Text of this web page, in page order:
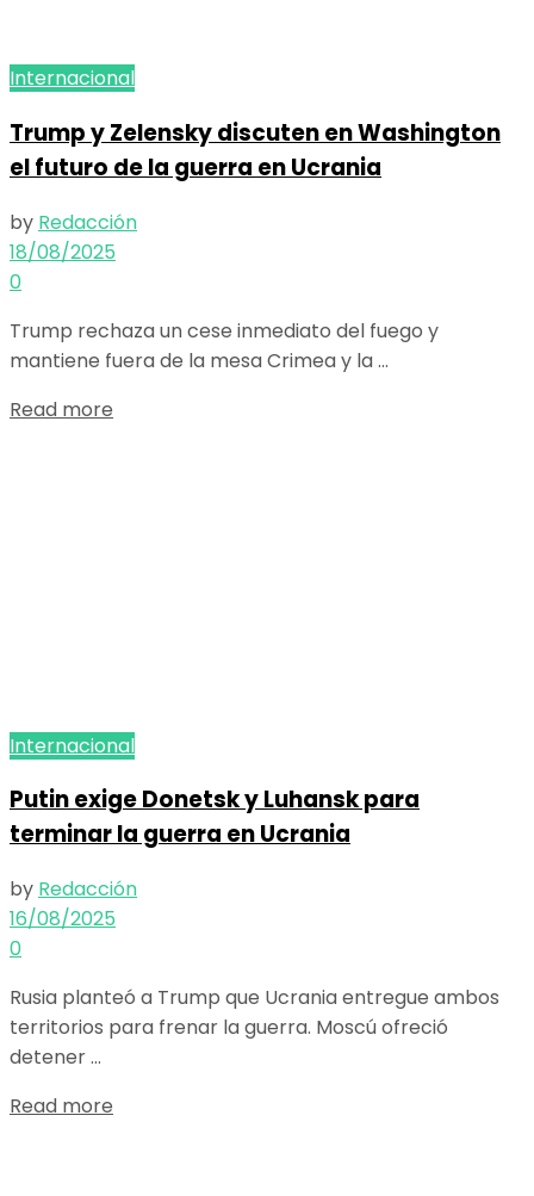
Internacional
Trump y Zelensky discuten en Washington
el futuro de la guerra en Ucrania
by Redacción
18/08/2025
0
Trump rechaza un cese inmediato del fuego y
mantiene fuera de la mesa Crimea y la ...
Read more
Internacional
Putin exige Donetsk y Luhansk para
terminar la guerra en Ucrania
by Redacción
16/08/2025
0
Rusia planteó a Trump que Ucrania entregue ambos
territorios para frenar la guerra. Moscú ofreció
detener ...
Read more